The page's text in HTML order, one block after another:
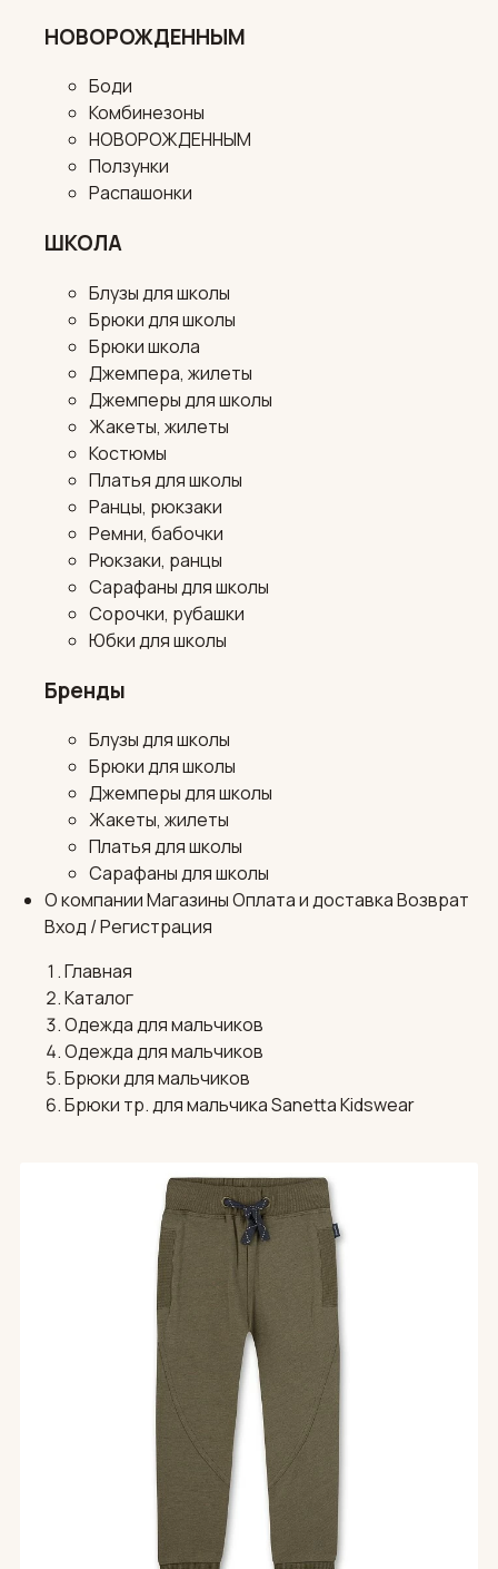
НОВОРОЖДЕННЫМ
Боди
Комбинезоны
НОВОРОЖДЕННЫМ
Ползунки
Распашонки
ШКОЛА
Блузы для школы
Брюки для школы
Брюки школа
Джемпера, жилеты
Джемперы для школы
Жакеты, жилеты
Костюмы
Платья для школы
Ранцы, рюкзаки
Ремни, бабочки
Рюкзаки, ранцы
Сарафаны для школы
Сорочки, рубашки
Юбки для школы
Бренды
Блузы для школы
Брюки для школы
Джемперы для школы
Жакеты, жилеты
Платья для школы
Сарафаны для школы
О компанииМагазиныОплата и доставкаВозврат
Вход / Регистрация
Главная
Каталог
Одежда для мальчиков
Одежда для мальчиков
Брюки для мальчиков
Брюки тр. для мальчика Sanetta Kidswear